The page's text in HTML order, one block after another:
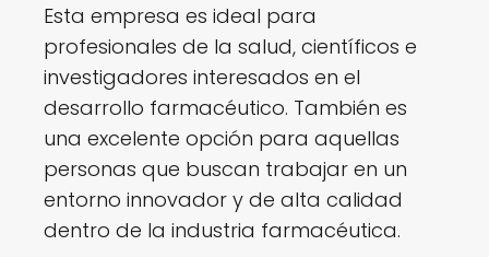
Esta empresa es ideal para
profesionales de la salud, científicos e
investigadores interesados en el
desarrollo farmacéutico. También es
una excelente opción para aquellas
personas que buscan trabajar en un
entorno innovador y de alta calidad
dentro de la industria farmacéutica.